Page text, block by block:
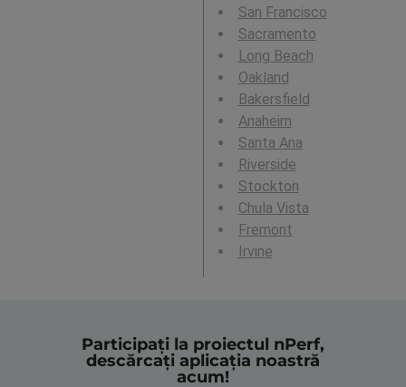
San Francisco
Sacramento
Long Beach
Oakland
Bakersfield
Anaheim
Santa Ana
Riverside
Stockton
Chula Vista
Fremont
Irvine
Participați la proiectul nPerf,
descărcați aplicația noastră
acum!